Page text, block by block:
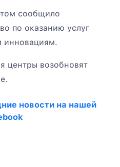
сообщило
по оказанию услуг
инновациям.
центры возобновят
новости на нашей